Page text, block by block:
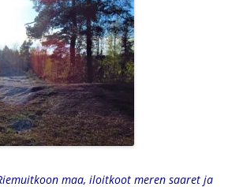
maa, iloitkoot meren saaret ja